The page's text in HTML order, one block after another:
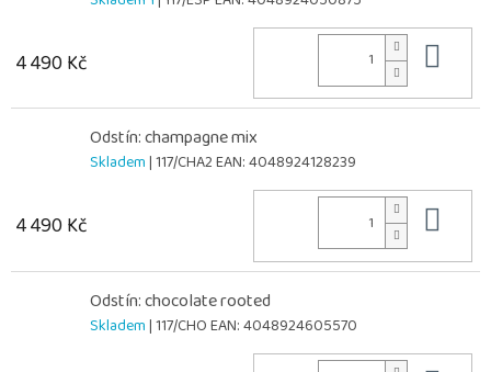
4 490 Kč
Odstín: champagne mix
Skladem| 117/CHA2EAN:4048924128239
4 490 Kč
Odstín: chocolate rooted
Skladem| 117/CHOEAN:4048924605570